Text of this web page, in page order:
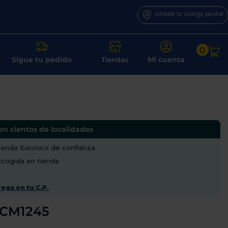
Añade tu código postal
Sigue tu pedido Tiendas Mi cuenta
0
cientos de localidades
Euronics de confianza
en tienda
en tu C.P.